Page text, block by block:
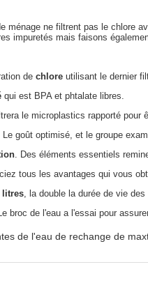
ménage ne filtrent pas le chlore
impuretés mais faisons
de chlore utilisant le dernier
qui est BPA et phtalate libres.
le microplastics rapporté pour
. Le goût optimisé, et le groupe
. Des éléments essentiels
tous les avantages qui vous
litres , la double la durée de vie
broc de l'eau a l'essai pour
de l'eau de rechange de